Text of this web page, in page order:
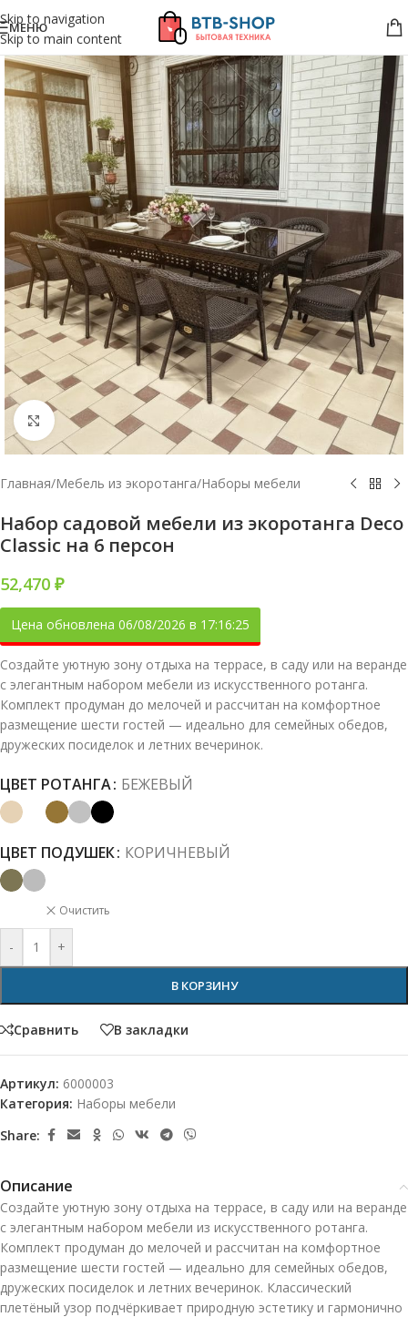
Skip to navigation
Skip to main content
МЕНЮ
Увеличить
Главная/Мебель из экоротанга/Наборы мебели
Набор садовой мебели из экоротанга Deco
Classic на 6 персон
52,470 ₽
Цена обновлена 06/08/2026 в 17:16:25
Создайте уютную зону отдыха на террасе, в саду или на веранде
с элегантным набором мебели из искусственного ротанга.
Комплект продуман до мелочей и рассчитан на комфортное
размещение шести гостей — идеально для семейных обедов,
дружеских посиделок и летних вечеринок.
ЦВЕТ РОТАНГА БЕЖЕВЫЙ
ЦВЕТ ПОДУШЕК КОРИЧНЕВЫЙ
Очистить
- +
В КОРЗИНУ
Сравнить В закладки
Артикул: 6000003
Категория: Наборы мебели
Share:
Описание
Создайте уютную зону отдыха на террасе, в саду или на веранде
с элегантным набором мебели из искусственного ротанга.
Комплект продуман до мелочей и рассчитан на комфортное
размещение шести гостей — идеально для семейных обедов,
дружеских посиделок и летних вечеринок. Классический
плетёный узор подчёркивает природную эстетику и гармонично